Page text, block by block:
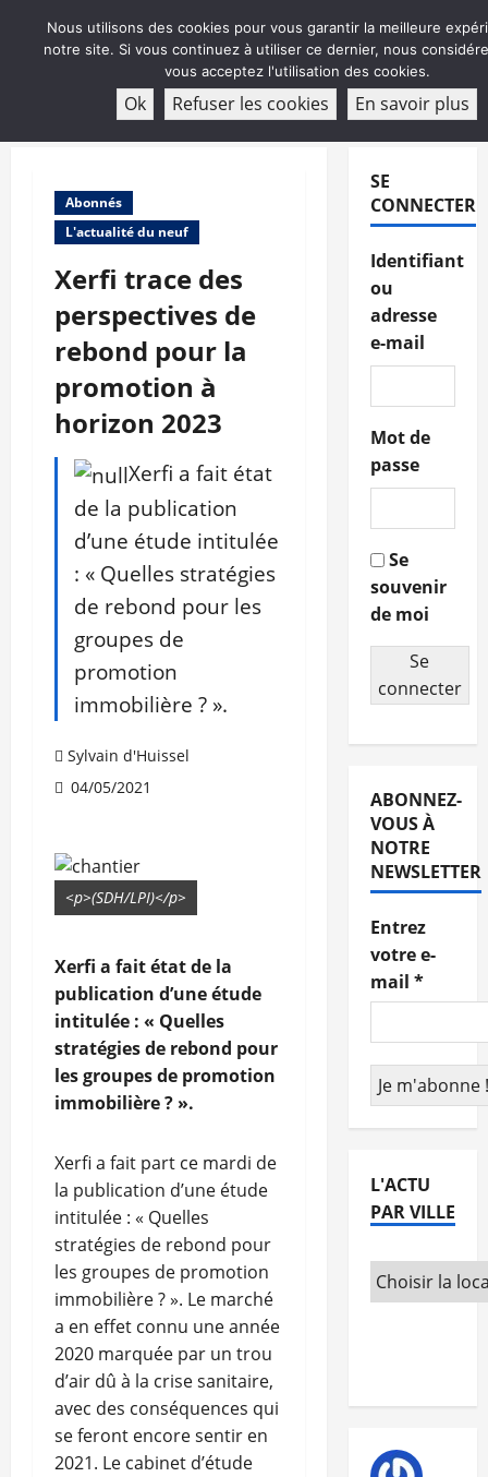
ABONNEMENT
Abonnés
L'actualité du neuf
Xerfi trace des
perspectives de
rebond pour la
promotion à
horizon 2023
Xerfi a fait état
de la publication
d’une étude intitulée
: « Quelles stratégies
de rebond pour les
groupes de
promotion
immobilière ? ».
Sylvain d'Huissel
04/05/2021
<p>(SDH/LPI)</p>
Xerfi a fait état de la
publication d’une étude
intitulée : « Quelles
stratégies de rebond pour
les groupes de promotion
immobilière ? ».
Xerfi a fait part ce mardi de
la publication d’une étude
intitulée : « Quelles
stratégies de rebond pour
les groupes de promotion
immobilière ? ». Le marché
a en effet connu une année
2020 marquée par un trou
d’air dû à la crise sanitaire,
avec des conséquences qui
se feront encore sentir en
2021. Le cabinet d’étude
SE
CONNECTER
Identifiant
ou
adresse
e-mail
Mot de
passe
Se
souvenir
de moi
Se
connecter
ABONNEZ-
VOUS À
NOTRE
NEWSLETTER
Entrez
votre e-
mail *
L'ACTU
PAR VILLE
Nous utilisons des cookies pour vous garantir la meilleure
notre site. Si vous continuez à utiliser ce dernier, nous
vous acceptez l'utilisation des cookies.
Ok Refuser les cookies En savoir plus